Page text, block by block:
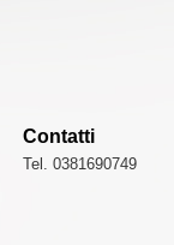
Contatti
Tel. 0381690749